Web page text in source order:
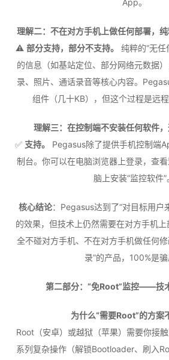
App。
理解二：不在对方手机上做任何部署，纯
⚠️ 部分支持，部分不支持。
纯粹的“无任
的信息（如基站定位、部分网络元数据
录、照片、通话录音等核心内容。
组件（几十KB），但这个过程是远程
理解三：在控制端不安装任何软件，
✅ 支持。
Pegasus除了提供手机控制端
制台。你可以在电脑浏览器上登录，查
脑上安装“监控软件”
核心结论：Pegasus达到了“对目标用户
的效果，但技术上仍然需要在对方手机
全不碰对方手机、不在对方手机做任何
录”的产品，100%是骗
第二部分：“免Root”监控——技
为什么“需要Root”的方案
Root（安卓）或越狱（苹果）需要你接
系列复杂操作（解锁Bootloader、刷入